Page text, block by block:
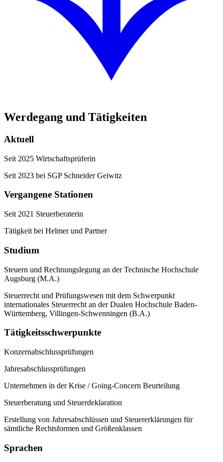
Werdegang und Tätigkeiten
Aktuell
Seit 2025 Wirtschaftsprüferin
Seit 2023 bei SGP Schneider Geiwitz
Vergangene Stationen
Seit 2021 Steuerberaterin
Tätigkeit bei Helmer und Partner
Studium
Steuern und Rechnungslegung an der Technische Hochschule
Augsburg (M.A.)
Steuerrecht und Prüfungswesen mit dem Schwerpunkt
internationales Steuerrecht an der Dualen Hochschule Baden-
Württemberg, Villingen-Schwenningen (B.A.)
Tätigkeitsschwerpunkte
Konzernabschlussprüfungen
Jahresabschlussprüfungen
Unternehmen in der Krise / Going-Concern Beurteilung
Steuerberatung und Steuerdeklaration
Erstellung von Jahresabschlüssen und Steuererklärungen für
sämtliche Rechtsformen und Größenklassen
Sprachen